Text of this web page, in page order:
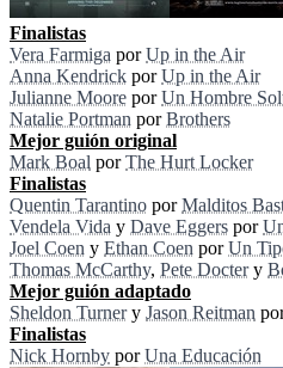
Finalistas
Vera Farmiga porUp in the Air
Anna Kendrick porUp in the Air
Julianne Moore porUn Hombre
Natalie Portman porBrothers
Mejor guión original
Mark Boal porThe Hurt Locker
Finalistas
Quentin Tarantino porMalditos
Vendela Vida y Dave Eggers por
Joel Coen y Ethan Coen porUn
Thomas McCarthy, Pete Doctery
Mejor guión adaptado
Sheldon Turnery Jason Reitman
Finalistas
Nick Hornby porUna Educación